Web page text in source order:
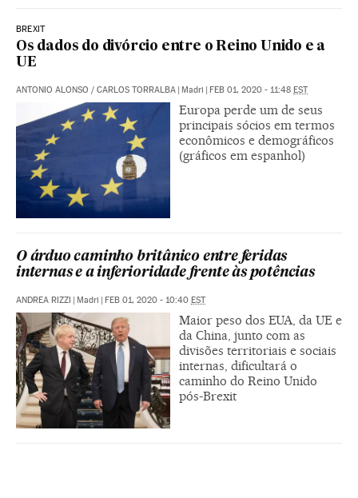
BREXIT
Os dados do divórcio entre o Reino Unido e a
UE
ANTONIO ALONSO / CARLOS TORRALBA | Madri | FEB 01, 2020 - 11:48 EST
Europa perde um de seus
principais sócios em termos
econômicos e demográficos
(gráficos em espanhol)
O árduo caminho britânico entre feridas
internas e a inferioridade frente às potências
ANDREA RIZZI | Madri | FEB 01, 2020 - 10:40 EST
Maior peso dos EUA, da UE e
da China, junto com as
divisões territoriais e sociais
internas, dificultará o
caminho do Reino Unido
pós-Brexit